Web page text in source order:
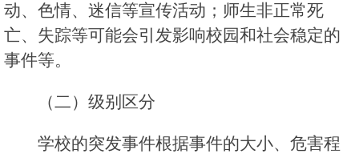
动、色情、迷信等宣传活动；师生非正常死
亡、失踪等可能会引发影响校园和社会稳定的
事件等。
（二）级别区分
学校的突发事件根据事件的大小、危害程